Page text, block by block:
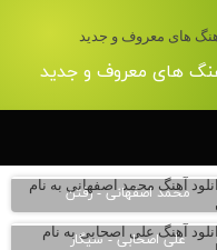
های معروف و جدید
محمد اصفهانی - رفتن
علی اصحابی - سیگار